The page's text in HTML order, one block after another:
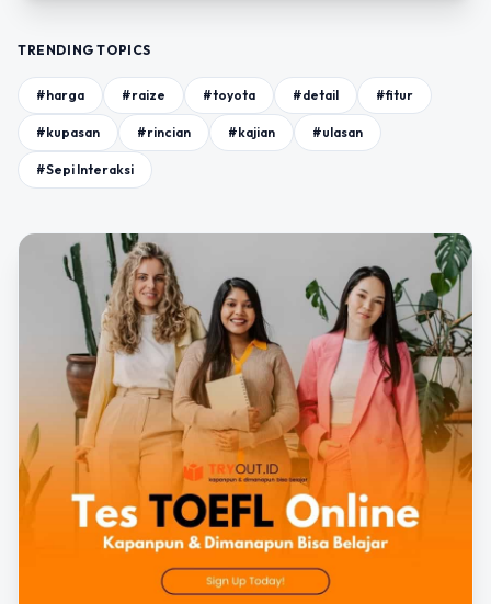
TRENDING TOPICS
#harga #raize #toyota #detail #fitur
#kupasan #rincian #kajian #ulasan
#Sepi Interaksi